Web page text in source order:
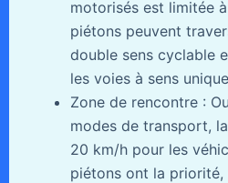
motorisés est limitée
piétons peuvent
double sens cyclable
les voies à sens
Zone de rencontre :
modes de transport,
20 km/h pour les
piétons ont la priorité,